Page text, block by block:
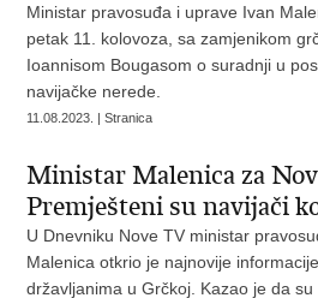
Ministar pravosuđa i uprave Ivan
petak 11. kolovoza, sa zamjenikom
Ioannisom Bougasom o suradnji u
navijačke nerede.
11.08.2023. | Stranica
Ministar Malenica za
Premješteni su navijači
U Dnevniku Nove TV ministar
Malenica otkrio je najnovije
državljanima u Grčkoj. Kazao je da